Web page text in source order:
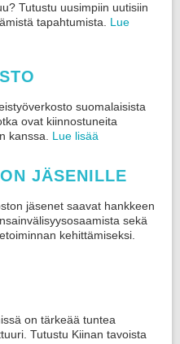
Tutustu uusimpiin uutisiin
tapahtumista. Lue
suomalaisista
ovat kiinnostuneita
kanssa. Lue lisää
JÄSENILLE
jäsenet saavat hankkeen
sekä
kehittämiseksi.
on tärkeää tuntea
Tutustu Kiinan tavoista